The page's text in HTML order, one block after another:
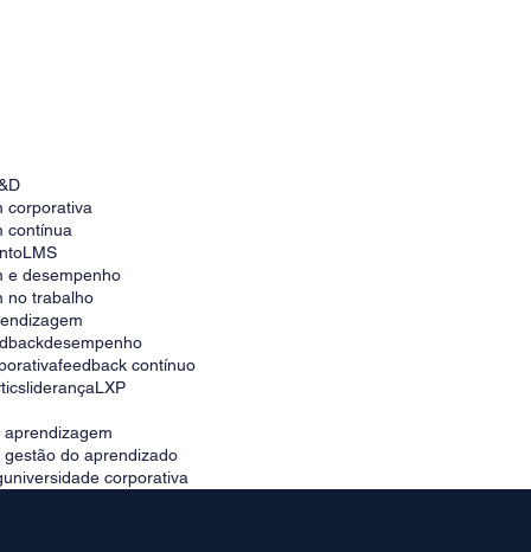
corporativa
contínua
LMS
e desempenho
no trabalho
desempenho
feedback contínuo
liderançaLXP
do aprendizado
universidade corporativa